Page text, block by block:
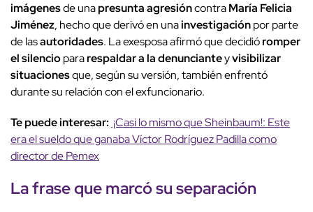
imágenesde unapresunta agresióncontraMaría Felicia
Jiménez, hecho que derivó en unainvestigaciónpor parte
de lasautoridades. La exesposa afirmó que decidióromper
el silenciopararespaldar a la denuncianteyvisibilizar
situacionesque, según su versión, también enfrentó
durante su relación con el exfuncionario.
Te puede interesar: ¡Casi lo mismo que Sheinbaum!: Este
era el sueldo que ganaba Víctor Rodríguez Padilla como
director de Pemex
Lafraseque marcó suseparación